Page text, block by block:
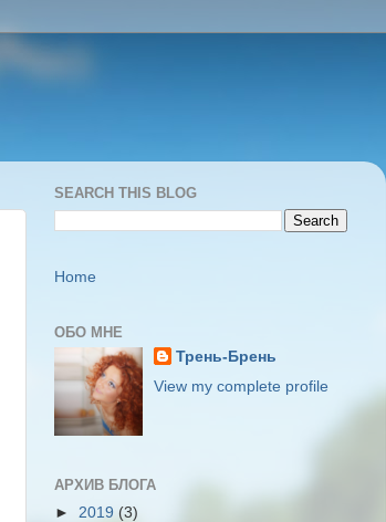
SEARCH THIS BLOG
Home
ОБО МНЕ
Трень-Брень
View my complete profile
АРХИВ БЛОГА
► 2019 (3)